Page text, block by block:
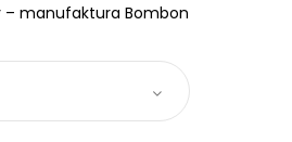
– manufaktura Bombon